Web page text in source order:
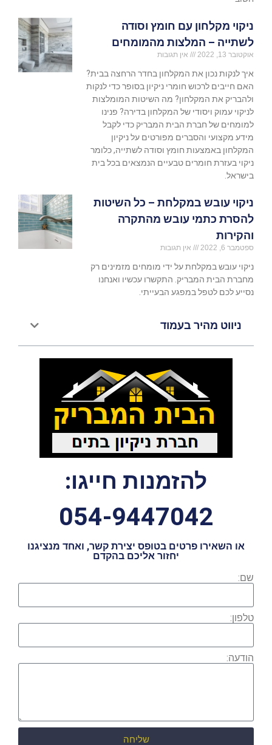
ניווט מהיר בעמוד
להזמנות חייגו:
054-9447042
או השאירו פרטים בטופס יצירת קשר, ואחד מנציגנו
יחזור אליכם בהקדם
שם:
טלפון:
הודעה:
שליחה
ניקוי מקלחון עם חומץ וסודה
לשתייה – המלצות מהמומחים
אוקטובר 13, 2022 אין תגובות
איך לנקות נכון את המקלחון בחדר הרחצה בבית?
האם חייבים לרכוש חומרי ניקיון בסופר כדי לנקות
ולהבריק את המקלחון? מה השיטות המומלצות
לניקוי עמוק ויסודי של המקלחון בדירה? פנינו
למומחים של חברת הבית המבריק כדי לקבל
מידע מקצועי והסברים מפורטים על ניקיון
המקלחון באמצעות חומץ וסודה לשתייה, כלומר
ניקוי בעזרת חומרים טבעיים הנמצאים בכל בית
בישראל.
ניקוי עובש במקלחת – כל השיטות
להסרת כתמי עובש מהתקרה
והקירות
ספטמבר 6, 2022 אין תגובות
ניקוי עובש במקלחת על ידי מומחים מזמינים רק
מחברת הבית המבריק. התקשרו עכשיו ואנחנו
נסייע לכם לטפל במפגע הבעייתי.